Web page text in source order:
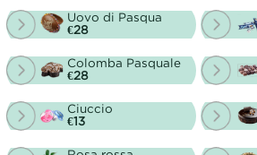
Uovo di Pasqua
€28
Colomba Pasquale
€28
Ciuccio
€13